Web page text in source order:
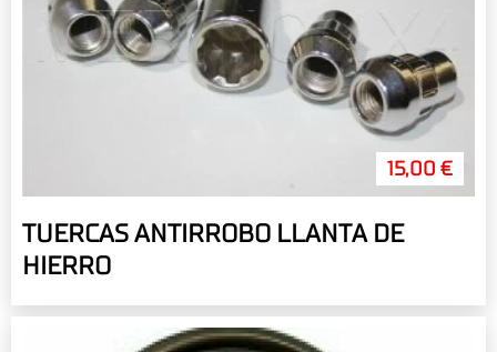
15,00 €
TUERCAS ANTIRROBO LLANTA DE
HIERRO